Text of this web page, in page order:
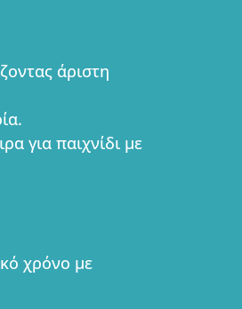
άριστη
για παιχνίδι με
χρόνο με